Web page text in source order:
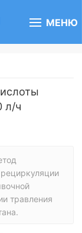
МЕНЮ
л/ч
травления